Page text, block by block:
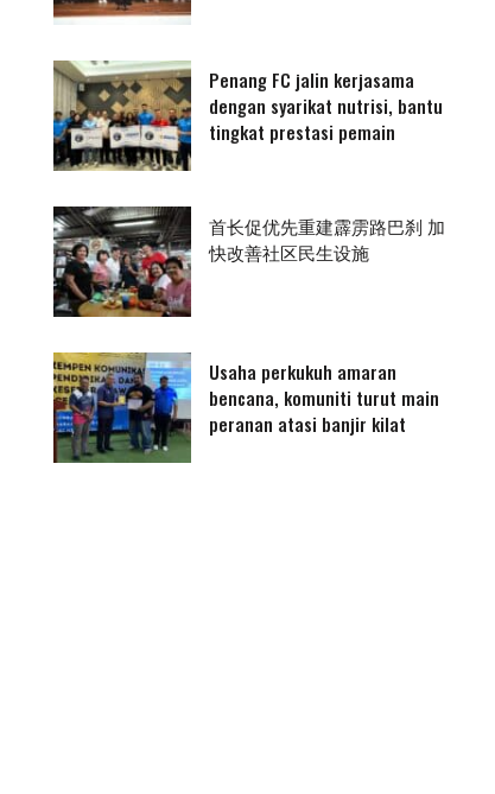
Penang FC jalin kerjasama
dengan syarikat nutrisi, bantu
tingkat prestasi pemain
首长促优先重建霹雳路巴刹 加
快改善社区民生设施
Usaha perkukuh amaran
bencana, komuniti turut main
peranan atasi banjir kilat